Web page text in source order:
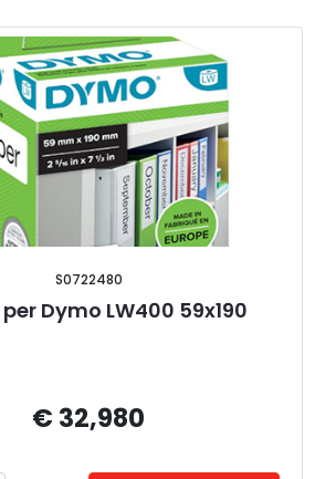
S0722480
Dymo LW400 59x190
€ 32,980